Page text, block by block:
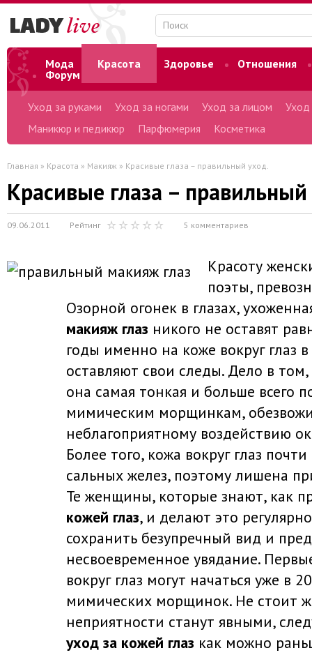
Мода Красота Здоровье
Отношения
Форум
Уход за руками Уход за ногами Уход за лицом
Уход
Маникюр и педикюр
Парфюмерия Косметика
Главная » Красота » Макияж » Красивые глаза – правильный уход.
Красивые глаза –
09.06.2011 Рейтинг 5 комментариев
Красоту
поэты,
Озорной огонек в глазах,
макияж глаз никого не оставят
годы именно на коже вокруг глаз
оставляют свои следы. Дело в
она самая тонкая и больше всего
мимическим морщинкам,
неблагоприятному воздействию
Более того, кожа вокруг глаз
сальных желез, поэтому лишена
Те женщины, которые знают, как
кожей глаз, и делают это
сохранить безупречный вид и
несвоевременное увядание.
вокруг глаз могут начаться уже в
мимических морщинок. Не стоит
неприятности станут явными,
уход за кожей глаз как можно